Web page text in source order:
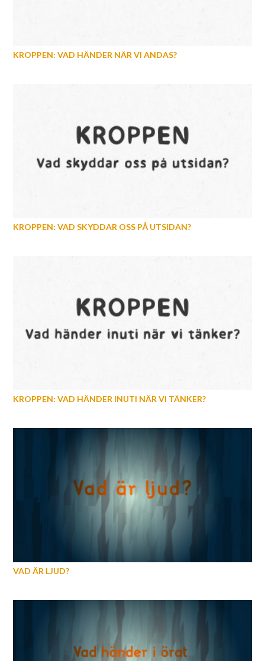
KROPPEN: VAD HÄNDER NÄR VI ANDAS?
KROPPEN: VAD SKYDDAR OSS PÅ UTSIDAN?
KROPPEN: VAD HÄNDER INUTI NÄR VI TÄNKER?
VAD ÄR LJUD?